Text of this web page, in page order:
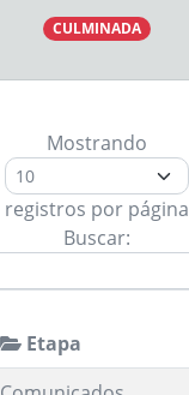
CULMINADA
Mostrando
registros por página
Buscar:
Etapa